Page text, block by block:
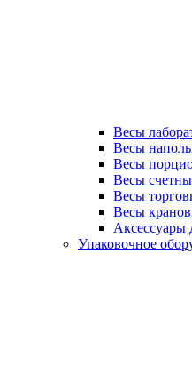
Весы
Весы
Весы
Весы
Весы
Весы
Аксессуары
Упаковочное